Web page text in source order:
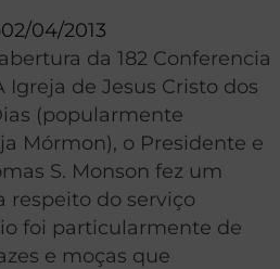
02/04/2013
da 182 Conferencia
Igreja de Jesus Cristo dos
(popularmente
Mórmon), o Presidente e
S. Monson fez um
respeito do serviço
foi particularmente de
e moças que